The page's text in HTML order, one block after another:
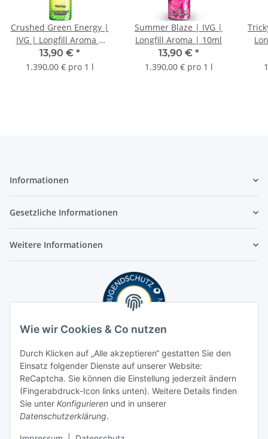
Crushed Green Energy |
IVG | Longfill Aroma |
10ml
13,90 € *
1.390,00 € pro 1 l
Summer Blaze | IVG |
Longfill Aroma | 10ml
13,90 € *
1.390,00 € pro 1 l
Informationen
Gesetzliche Informationen
Weitere Informationen
Wie wir Cookies & Co nutzen
Durch Klicken auf „Alle akzeptieren“ gestatten Sie den
Einsatz folgender Dienste auf unserer Website:
ReCaptcha. Sie können die Einstellung jederzeit ändern
(Fingerabdruck-Icon links unten). Weitere Details finden
Sie unter Konfigurieren und in unserer
Datenschutzerklärung.